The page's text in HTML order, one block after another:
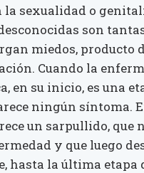
la sexualidad o
son
miedos, producto
Cuando la
en su inicio, es una
ningún síntoma.
un sarpullido, que
y que luego
hasta la última etapa